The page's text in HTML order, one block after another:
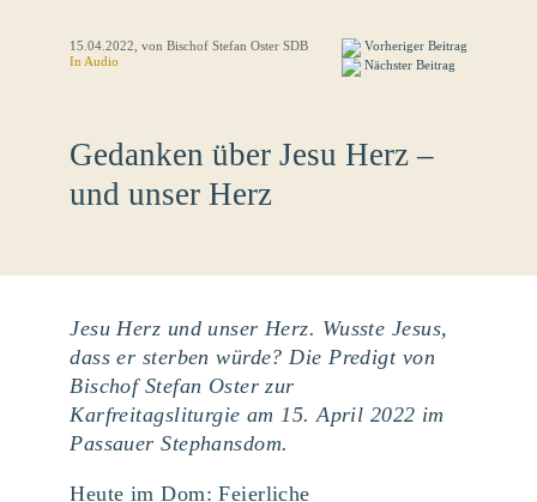
15.04.2022 , von Bischof Stefan Oster SDB
In Audio
Vorheriger Beitrag
Nächster Beitrag
Gedanken über Jesu Herz –
und unser Herz
Jesu Herz und unser Herz. Wusste Jesus,
dass er sterben würde? Die Predigt von
Bischof Stefan Oster zur
Karfreitagsliturgie am 15. April 2022 im
Passauer Stephansdom.
Heute im Dom: Feierliche